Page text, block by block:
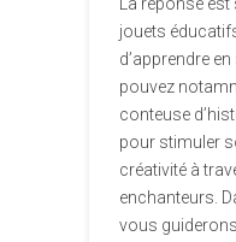
La réponse est
jouets
d’apprendre
pouvez
conteuse
pour stimuler
créativité à
enchanteurs.
vous